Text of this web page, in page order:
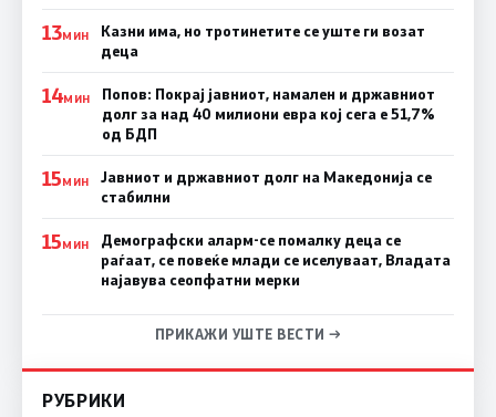
13МИН
Казни има, но тротинетите се уште ги возат
деца
14МИН
Попов: Покрај јавниот, намален и државниот
долг за над 40 милиони евра кој сега е 51,7%
од БДП
15МИН
Јавниот и државниот долг на Македонија се
стабилни
15МИН
Демографски аларм-се помалку деца се
раѓаат, се повеќе млади се иселуваат, Владата
најавува сеопфатни мерки
ПРИКАЖИ УШТЕ ВЕСТИ →
РУБРИКИ